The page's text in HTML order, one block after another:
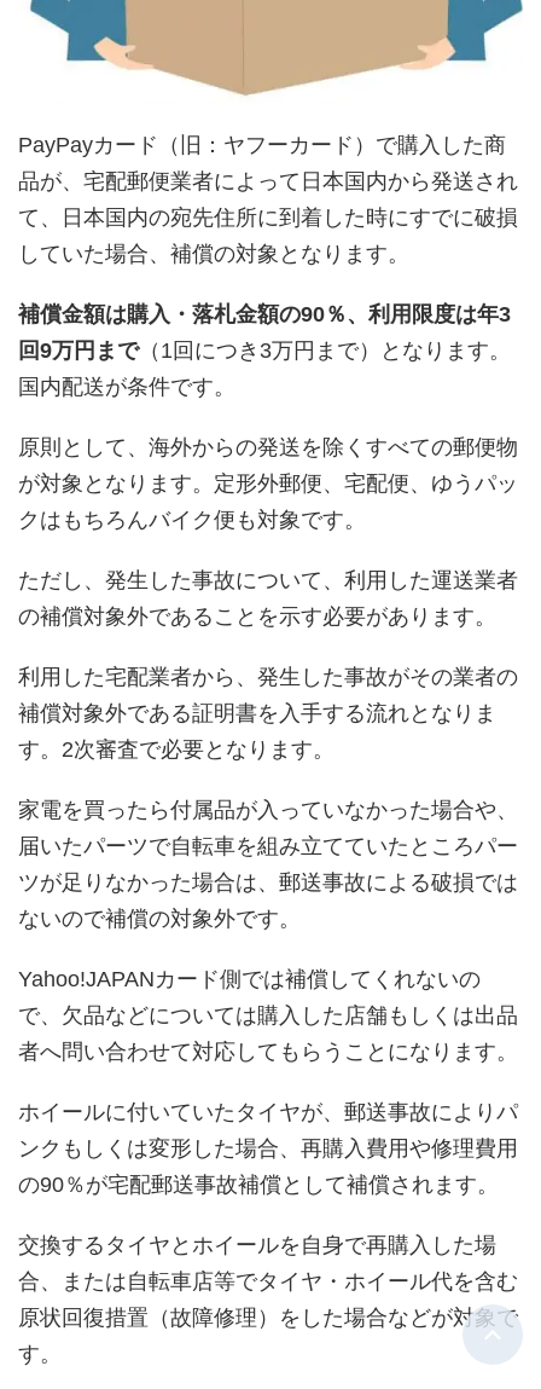
PayPayカード（旧：ヤフーカード）で購入した商
品が、宅配郵便業者によって日本国内から発送され
て、日本国内の宛先住所に到着した時にすでに破損
していた場合、補償の対象となります。
補償金額は購入・落札金額の90％、利用限度は年3
回9万円まで（1回につき3万円まで）となります。
国内配送が条件です。
原則として、海外からの発送を除くすべての郵便物
が対象となります。定形外郵便、宅配便、ゆうパッ
クはもちろんバイク便も対象です。
ただし、発生した事故について、利用した運送業者
の補償対象外であることを示す必要があります。
利用した宅配業者から、発生した事故がその業者の
補償対象外である証明書を入手する流れとなりま
す。2次審査で必要となります。
家電を買ったら付属品が入っていなかった場合や、
届いたパーツで自転車を組み立てていたところパー
ツが足りなかった場合は、郵送事故による破損では
ないので補償の対象外です。
Yahoo!JAPANカード側では補償してくれないの
で、欠品などについては購入した店舗もしくは出品
者へ問い合わせて対応してもらうことになります。
ホイールに付いていたタイヤが、郵送事故によりパ
ンクもしくは変形した場合、再購入費用や修理費用
の90％が宅配郵送事故補償として補償されます。
交換するタイヤとホイールを自身で再購入した場
合、または自転車店等でタイヤ・ホイール代を含む
原状回復措置（故障修理）をした場合などが対象で
す。